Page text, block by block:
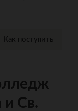
Как поступить
и Св.